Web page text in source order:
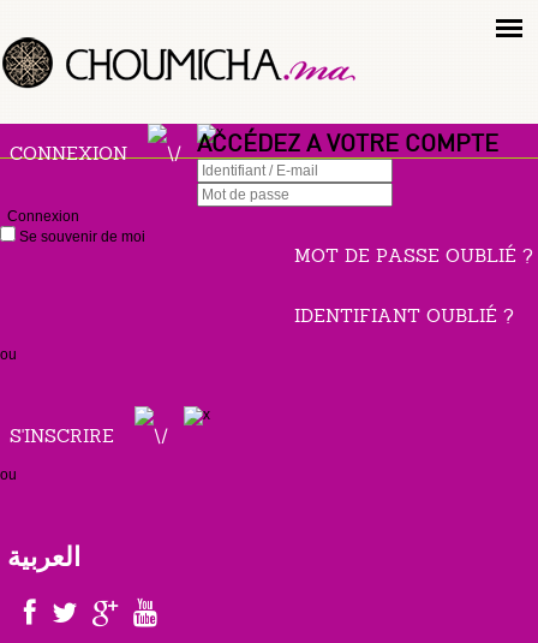
CONNEXION ACCÉDEZ A VOTRE COMPTE
Connexion
Se souvenir de moi
MOT DE PASSE OUBLIÉ ?
IDENTIFIANT OUBLIÉ ?
ou
S'INSCRIRE
ou
العربية